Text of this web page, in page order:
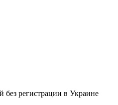
без регистрации в Украине